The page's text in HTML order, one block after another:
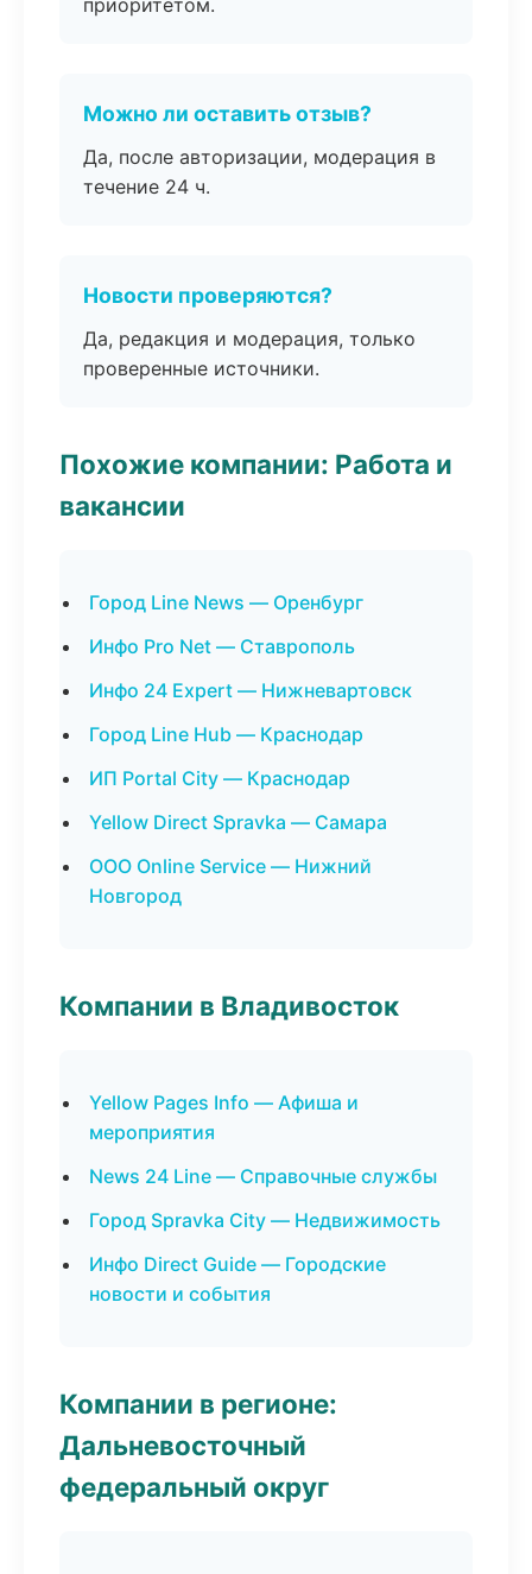
приоритетом.
Можно ли оставить отзыв?
Да, после авторизации, модерация в
течение 24 ч.
Новости проверяются?
Да, редакция и модерация, только
проверенные источники.
Похожие компании: Работа и
вакансии
Город Line News — Оренбург
Инфо Pro Net — Ставрополь
Инфо 24 Expert — Нижневартовск
Город Line Hub — Краснодар
ИП Portal City — Краснодар
Yellow Direct Spravka — Самара
ООО Online Service — Нижний
Новгород
Компании в Владивосток
Yellow Pages Info — Афиша и
мероприятия
News 24 Line — Справочные службы
Город Spravka City — Недвижимость
Инфо Direct Guide — Городские
новости и события
Компании в регионе:
Дальневосточный
федеральный округ